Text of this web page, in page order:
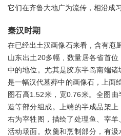
它们在齐鲁大地广为流传，相沿成
秦汉时期
在已经出土汉画像石来看，含有庖
山东出土20多幅 , 数量居各省首
中的地位。尤其是胶东半岛南端
是一幅汉代墓葬中的画像石，上面
图石高1.52米，宽0.76米。全图由
造等部分组成。上端的半成品架
右为宰牲图，描绘了处理鱼、宰
活动场面。炊羹和烹制部分，有汲